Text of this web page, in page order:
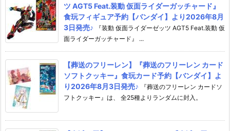
ツ AGT5 Feat.装動 仮面ライダーガッチャード』
食玩フィギュア予約【バンダイ】より2026年8月
3日発売♪
『装動 仮面ライダーゼッツ AGT5 Feat.装動 仮
面ライダーガッチャード』 ...
【葬送のフリーレン】『葬送のフリーレン カード
ソフトクッキー』食玩カード予約【バンダイ】よ
り2026年8月3日発売♪
『葬送のフリーレン カードソ
フトクッキー』は、 全25種よりランダムに封入。